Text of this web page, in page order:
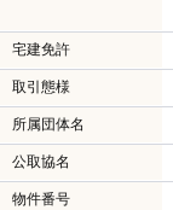
宅建免許
取引態様
所属団体名
公取協名
物件番号